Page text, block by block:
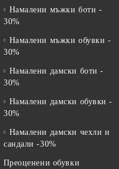
Намалени мъжки боти -
30%
Намалени мъжки обувки -
30%
Намалени дамски боти -
30%
Намалени дамски обувки -
30%
Намалени дамски чехли и
сандали -30%
Преоценени обувки